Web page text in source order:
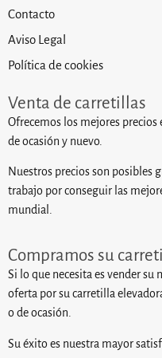
Contacto
Aviso Legal
Política de cookies
Venta de carretillas
Ofrecemos los mejores precios
de ocasión y nuevo.
Nuestros precios son posibles
trabajo por conseguir las
mundial.
Compramos su
Si lo que necesita es vender
oferta por su carretilla
o de ocasión.
Su éxito es nuestra mayor